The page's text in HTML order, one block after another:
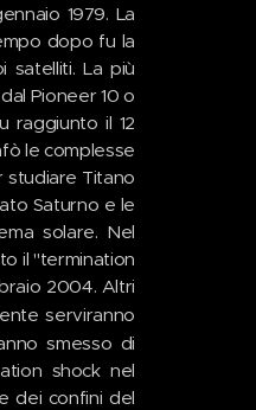
1979. La
dopo fu la
La più
Pioneer 10 o
raggiunto il 12
le complesse
studiare Titano
Saturno e le
solare. Nel
il "termination
2004. Altri
serviranno
smesso di
shock nel
dei confini del